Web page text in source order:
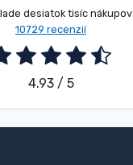
desiatok tisíc nákupov
10729 recenzií
4.93 / 5